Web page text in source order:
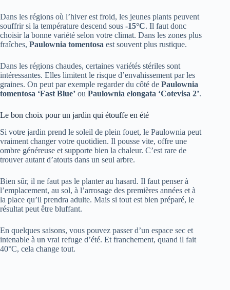
Dans les régions où l’hiver est froid, les jeunes plants peuvent
souffrir si la température descend sous -15°C. Il faut donc
choisir la bonne variété selon votre climat. Dans les zones plus
fraîches, Paulownia tomentosa est souvent plus rustique.
Dans les régions chaudes, certaines variétés stériles sont
intéressantes. Elles limitent le risque d’envahissement par les
graines. On peut par exemple regarder du côté de Paulownia
tomentosa ‘Fast Blue’ ou Paulownia elongata ‘Cotevisa 2’.
Le bon choix pour un jardin qui étouffe en été
Si votre jardin prend le soleil de plein fouet, le Paulownia peut
vraiment changer votre quotidien. Il pousse vite, offre une
ombre généreuse et supporte bien la chaleur. C’est rare de
trouver autant d’atouts dans un seul arbre.
Bien sûr, il ne faut pas le planter au hasard. Il faut penser à
l’emplacement, au sol, à l’arrosage des premières années et à
la place qu’il prendra adulte. Mais si tout est bien préparé, le
résultat peut être bluffant.
En quelques saisons, vous pouvez passer d’un espace sec et
intenable à un vrai refuge d’été. Et franchement, quand il fait
40°C, cela change tout.